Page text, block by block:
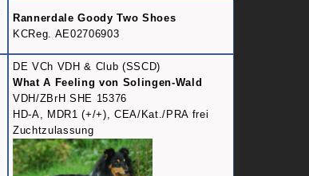
Rannerdale Goody Two Shoes
KCReg. AE02706903
DE VCh VDH & Club (SSCD)
What A Feeling von Solingen-Wald
VDH/ZBrH SHE 15376
HD-A, MDR1 (+/+), CEA/Kat./PRA frei
Zuchtzulassung